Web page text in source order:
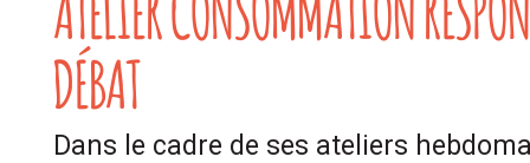
DÉBAT
Dans le cadre de ses ateliers